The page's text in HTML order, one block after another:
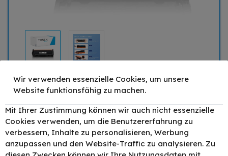
59,90 €
Mengenrabatt
Stückpreis
1
59,90 €
2
53,91 € - 10%
Wir verwenden essenzielle Cookies, um unsere
Website funktionsfähig zu machen.
Mit Ihrer Zustimmung können wir auch nicht essenzielle
Cookies verwenden, um die Benutzererfahrung zu
verbessern, Inhalte zu personalisieren, Werbung
anzupassen und den Website-Traffic zu analysieren. Zu